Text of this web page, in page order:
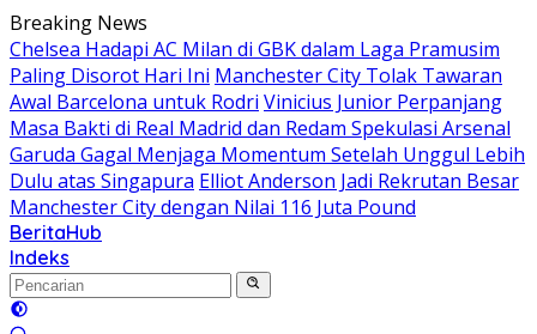
Langsung
ke
konten
Breaking News
Chelsea Hadapi AC Milan di GBK dalam Laga Pramusim
Paling Disorot Hari Ini Manchester City Tolak Tawaran
Awal Barcelona untuk Rodri Vinicius Junior Perpanjang
Masa Bakti di Real Madrid dan Redam Spekulasi Arsenal
Garuda Gagal Menjaga Momentum Setelah Unggul Lebih
Dulu atas Singapura Elliot Anderson Jadi Rekrutan Besar
Manchester City dengan Nilai 116 Juta Pound
BeritaHub
Indeks